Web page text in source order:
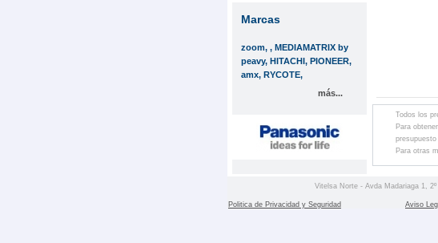
Marcas
zoom, , MEDIAMATRIX by
peavy, HITACHI, PIONEER,
amx, RYCOTE,
más...
Todos los
Para
Para otras
Vitelsa Norte - Avda Madariaga 1,
Politica de Privacidad y Seguridad Aviso